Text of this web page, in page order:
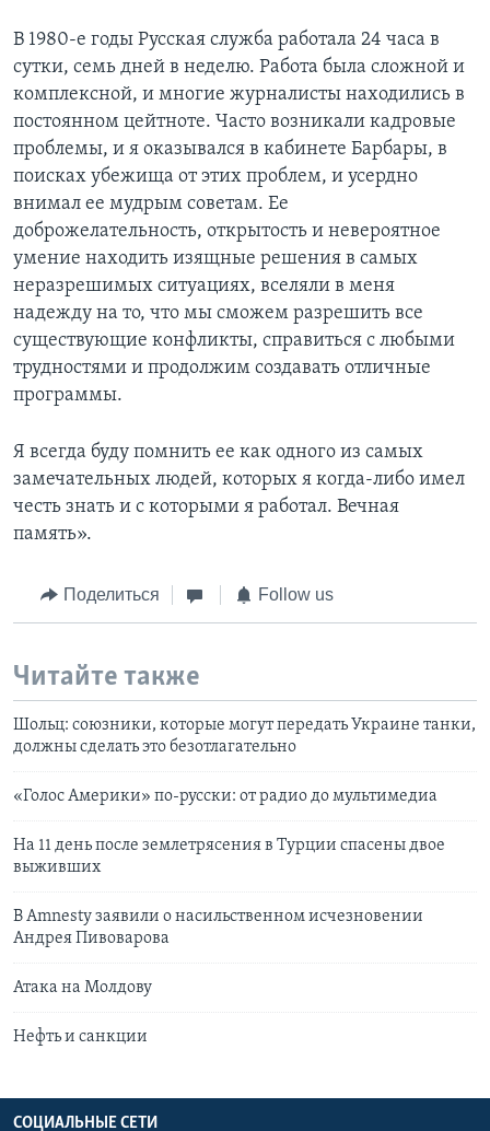
В 1980-е годы Русская служба работала 24 часа в
сутки, семь дней в неделю. Работа была сложной и
комплексной, и многие журналисты находились в
постоянном цейтноте. Часто возникали кадровые
проблемы, и я оказывался в кабинете Барбары, в
поисках убежища от этих проблем, и усердно
внимал ее мудрым советам. Ее
доброжелательность, открытость и невероятное
умение находить изящные решения в самых
неразрешимых ситуациях, вселяли в меня
надежду на то, что мы сможем разрешить все
существующие конфликты, справиться с любыми
трудностями и продолжим создавать отличные
программы.
Я всегда буду помнить ее как одного из самых
замечательных людей, которых я когда-либо имел
честь знать и с которыми я работал. Вечная
память».
Поделиться Follow us
Читайте также
Шольц: союзники, которые могут передать Украине танки,
должны сделать это безотлагательно
«Голос Америки» по-русски: от радио до мультимедиа
На 11 день после землетрясения в Турции спасены двое
выживших
В Amnesty заявили о насильственном исчезновении
Андрея Пивоварова
Атака на Молдову
Нефть и санкции
СОЦИАЛЬНЫЕ СЕТИ